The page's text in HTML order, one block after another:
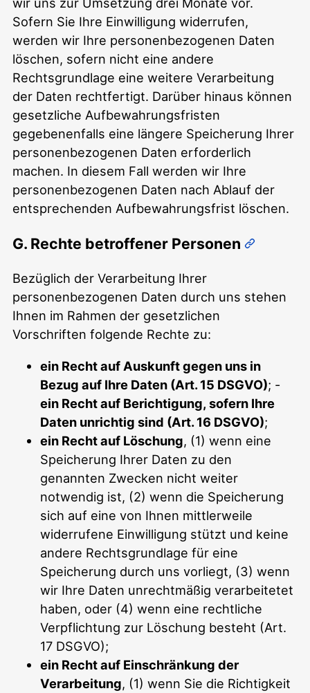
Sofern Sie Ihre Einwilligung widerrufen,
werden wir Ihre personenbezogenen Daten
löschen, sofern nicht eine andere
Rechtsgrundlage eine weitere Verarbeitung
der Daten rechtfertigt. Darüber hinaus können
gesetzliche Aufbewahrungsfristen
gegebenenfalls eine längere Speicherung Ihrer
personenbezogenen Daten erforderlich
machen. In diesem Fall werden wir Ihre
personenbezogenen Daten nach Ablauf der
entsprechenden Aufbewahrungsfrist löschen.
G. Rechte betroffener Personen
Bezüglich der Verarbeitung Ihrer
personenbezogenen Daten durch uns stehen
Ihnen im Rahmen der gesetzlichen
Vorschriften folgende Rechte zu:
ein Recht auf Auskunft gegen uns in
Bezug auf Ihre Daten (Art. 15 DSGVO); -
ein Recht auf Berichtigung, sofern Ihre
Daten unrichtig sind (Art. 16 DSGVO);
ein Recht auf Löschung, (1) wenn eine
Speicherung Ihrer Daten zu den
genannten Zwecken nicht weiter
notwendig ist, (2) wenn die Speicherung
sich auf eine von Ihnen mittlerweile
widerrufene Einwilligung stützt und keine
andere Rechtsgrundlage für eine
Speicherung durch uns vorliegt, (3) wenn
wir Ihre Daten unrechtmäßig verarbeitetet
haben, oder (4) wenn eine rechtliche
Verpflichtung zur Löschung besteht (Art.
17 DSGVO);
ein Recht auf Einschränkung der
Verarbeitung, (1) wenn Sie die Richtigkeit